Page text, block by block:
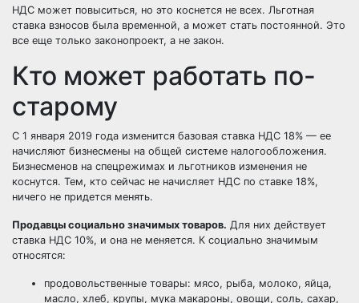
НДС может повыситься, но это коснется не всех. Льготная
ставка взносов была временной, а может стать постоянной. Это
все еще только законопроект, а не закон.
Кто может работать по-
старому
С 1 января 2019 года изменится базовая ставка НДС 18% — ее
начисляют бизнесмены на общей системе налогообложения.
Бизнесменов на спецрежимах и льготников изменения не
коснутся. Тем, кто сейчас не начисляет НДС по ставке 18%,
ничего не придется менять.
Продавцы социально значимых товаров. Для них действует
ставка НДС 10%, и она не меняется. К социально значимым
относятся:
продовольственные товары: мясо, рыба, молоко, яйца,
масло, хлеб, крупы, мука макароны, овощи, соль, сахар,